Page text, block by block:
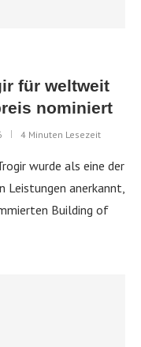
für weltweit
nominiert
4 Minuten Lesezeit
wurde als eine der
anerkannt,
Building of